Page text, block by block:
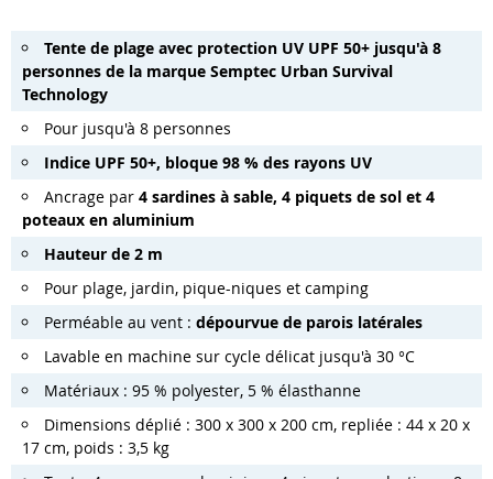
Tente de plage avec protection UV UPF 50+ jusqu'à 8
personnes de la marque Semptec Urban Survival
Technology
Pour jusqu'à 8 personnes
Indice UPF 50+, bloque 98 % des rayons UV
Ancrage par 4 sardines à sable, 4 piquets de sol et 4
poteaux en aluminium
Hauteur de 2 m
Pour plage, jardin, pique-niques et camping
Perméable au vent : dépourvue de parois latérales
Lavable en machine sur cycle délicat jusqu'à 30 °C
Matériaux : 95 % polyester, 5 % élasthanne
Dimensions déplié : 300 x 300 x 200 cm, repliée : 44 x 20 x
17 cm, poids : 3,5 kg